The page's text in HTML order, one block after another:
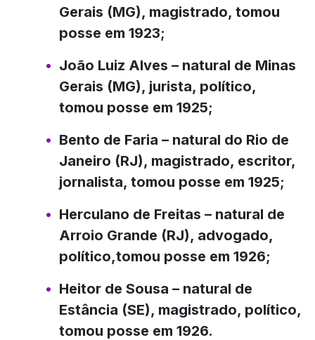
Gerais (MG), magistrado, tomou
posse em 1923;
João Luiz Alves – natural de Minas
Gerais (MG), jurista, político,
tomou posse em 1925;
Bento de Faria – natural do Rio de
Janeiro (RJ), magistrado, escritor,
jornalista, tomou posse em 1925;
Herculano de Freitas – natural de
Arroio Grande (RJ), advogado,
político,tomou posse em 1926;
Heitor de Sousa – natural de
Estância (SE), magistrado, político,
tomou posse em 1926.